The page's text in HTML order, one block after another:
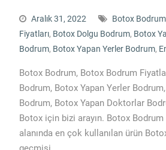
Aralık 31, 2022 Botox Bodrum
Fiyatları, Botox Dolgu Bodrum, Botox
Bodrum, Botox Yapan Yerler Bodrum,
Botox Bodrum, Botox Bodrum
Bodrum, Botox Yapan Yerler
Bodrum, Botox Yapan Doktorlar
Botox için bizi arayın. Botox
alanında en çok kullanılan ürün